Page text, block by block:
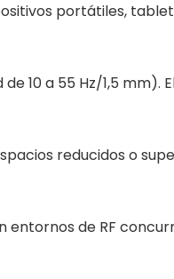
portátiles,
10 a 55 Hz/1,5 mm).
reducidos o
entornos de RF